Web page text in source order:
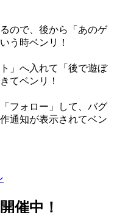
ので、後から「あのゲ
う時ベンリ！
」へ入れて「後で遊ぼ
てベンリ！
フォロー」して、バグ
通知が表示されてベン
催中！